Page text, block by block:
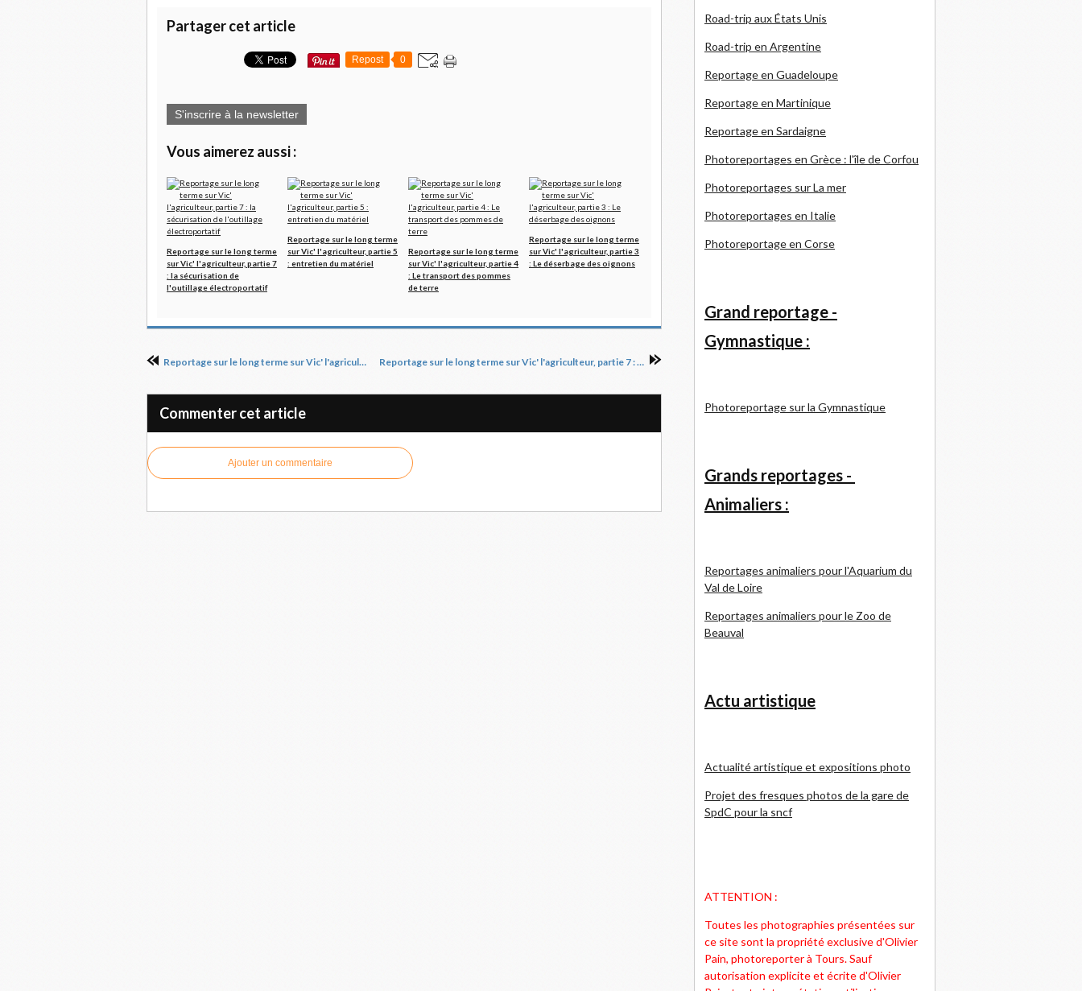
Partager cet article
Repost 0
S'inscrire à la newsletter
Vous aimerez aussi :
Reportage sur le long terme
sur Vic' l'agriculteur, partie 7
: la sécurisation de
l'outillage électroportatif
Reportage sur le long terme
sur Vic' l'agriculteur, partie 5
: entretien du matériel
Reportage sur le long terme
sur Vic' l'agriculteur, partie 4
: Le transport des pommes
de terre
Reportage sur le long terme
sur Vic' l'agriculteur, partie 3
: Le déserbage des oignons
Reportage sur le long terme sur Vic' l'agriculteur, partie 5 : entretien du matériel Reportage sur le long terme sur Vic' l'agriculteur, partie 7 : la sécurisation de l'outillage électroportatif
Commenter cet article
Ajouter un commentaire
Road-trip aux États Unis
Road-trip en Argentine
Reportage en Guadeloupe
Reportage en Martinique
Reportage en Sardaigne
Photoreportages en Grèce : l'île de Corfou
Photoreportages sur La mer
Photoreportages en Italie
Photoreportage en Corse
Grand reportage -
Gymnastique :
Photoreportage sur la Gymnastique
Grands reportages -
Animaliers :
Reportages animaliers pour l'Aquarium du
Val de Loire
Reportages animaliers pour le Zoo de
Beauval
Actu artistique
Actualité artistique et expositions photo
Projet des fresques photos de la gare de
SpdC pour la sncf
ATTENTION :
Toutes les photographies présentées sur
ce site sont la propriété exclusive d'Olivier
Pain, photoreporter à Tours. Sauf
autorisation explicite et écrite d'Olivier